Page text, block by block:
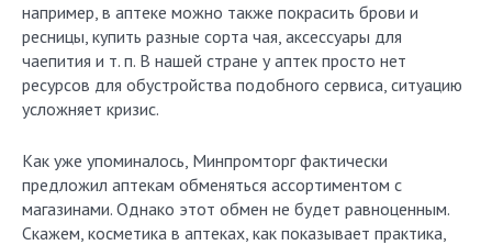
например, в аптеке можно также покрасить брови и
ресницы, купить разные сорта чая, аксессуары для
чаепития и т. п. В нашей стране у аптек просто нет
ресурсов для обустройства подобного сервиса, ситуацию
усложняет кризис.
Как уже упоминалось, Минпромторг фактически
предложил аптекам обменяться ассортиментом с
магазинами. Однако этот обмен не будет равноценным.
Скажем, косметика в аптеках, как показывает практика,